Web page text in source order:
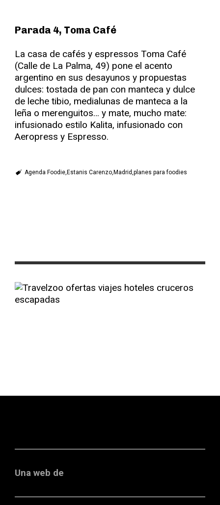
Parada 4, Toma Café
La casa de cafés y espressos Toma Café
(Calle de La Palma, 49) pone el acento
argentino en sus desayunos y propuestas
dulces: tostada de pan con manteca y dulce
de leche tibio, medialunas de manteca a la
leña o merenguitos… y mate, mucho mate:
infusionado estilo Kalita, infusionado con
Aeropress y Espresso.
Agenda Foodie Estanis Carenzo Madrid planes para foodies
Una web de